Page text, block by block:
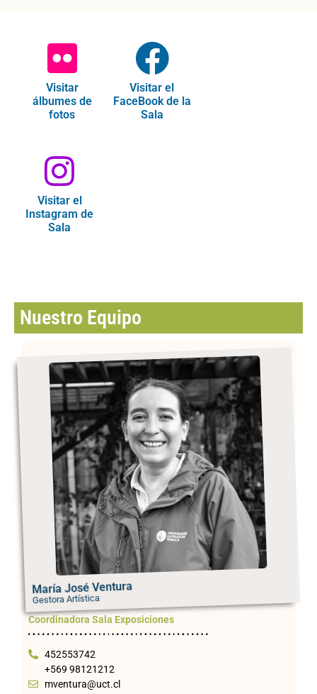
Visitar
álbumes de
fotos
Visitar el
FaceBook de la
Sala
Visitar el
Instagram de
Sala
Nuestro Equipo
María José Ventura
Gestora Artística
Coordinadora Sala Exposiciones
452553742
+569 98121212
mventura@uct.cl